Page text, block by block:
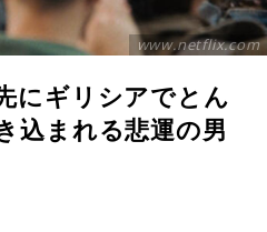
www.netflix.com
にギリシアでとん
込まれる悲運の男